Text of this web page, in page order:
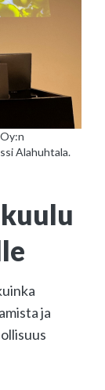
Alahuhtala.
ja